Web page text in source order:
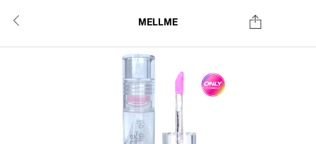
MELLME